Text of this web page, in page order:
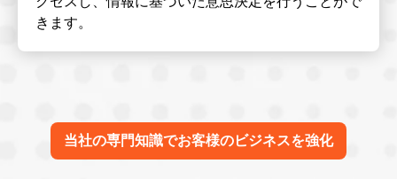
きます。
当社の専門知識でお客様のビジネスを強化